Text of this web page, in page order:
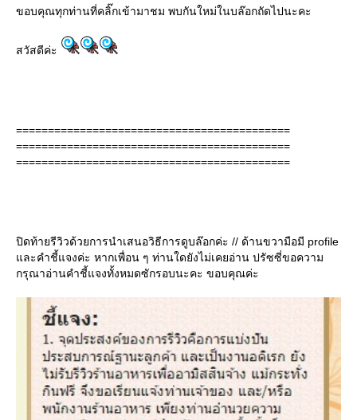
ขอบคุณทุกท่านที่คลิ๊กเข้ามาชม พบกันใหม่ในบล๊อกถัดไปนะคะ
สวัสดีค่ะ
===========================================
===========================================
===========================================
ปิดท้ายรีวิวด้วยการนำเสนอวิธีการดูบล๊อกค่ะ // ด้านขวามือมี profile
ละคำชี้แจงค่ะ หากเพื่อน ๆ ท่านใดยังไม่เคยอ่าน ปรัซซี่ขอความ
กรุณาอ่านคำชี้แจงทั้งหมดซักรอบนะคะ ขอบคุณค่ะ